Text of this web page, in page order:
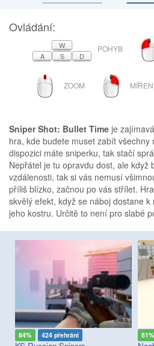
Ovládání:
W
A
S D
POHYB
MYŠI
ROLOVACÍ
KOLEČKOZOOM
PRAVÉ
TLAČÍTKO
MYŠI
Sniper Shot: Bullet Time je
hra, kde budete muset zabít
dispozici máte sniperku, tak stačí
Nepřátel je tu opravdu dost, ale když
vzdálenosti, tak si vás nemusí
příliš blízko, začnou po vás střílet.
skvělý efekt, když se náboj dostane
jeho kostru. Určitě to není pro slabé
84% 424 přehrání 81%